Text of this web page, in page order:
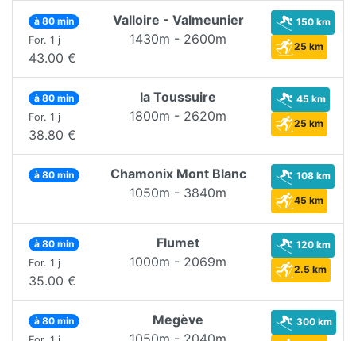
à 80 min
For. 1 j
43.00 €
Valloire - Valmeunier
1430m - 2600m
150 km
25 km
à 80 min
For. 1 j
38.80 €
la Toussuire
1800m - 2620m
45 km
25 km
à 80 min
Chamonix Mont Blanc
1050m - 3840m
108 km
45 km
à 80 min
For. 1 j
35.00 €
Flumet
1000m - 2069m
120 km
2.5 km
à 80 min
Megève
300 km